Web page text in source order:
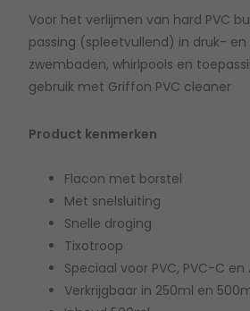
Voor het verlijmen van hard PVC
passing (spleetvullend) in druk-
zwembaden, whirlpools en
gebruik met Griffon PVC cleaner
Product kenmerken
Flacon met borstel
Met snelsluiting
Snelle droging
Tixotroop
Speciaal voor PVC, PVC-C en
Verkrijgbaar in 250ml en